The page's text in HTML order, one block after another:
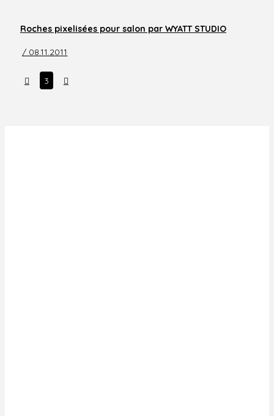
Roches pixelisées pour salon par WYATT STUDIO
/ 08.11.2011
Prev3 Next